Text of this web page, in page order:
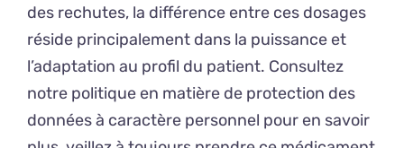
des rechutes, la différence entre ces dosages
réside principalement dans la puissance et
l’adaptation au profil du patient. Consultez
notre politique en matière de protection des
données à caractère personnel pour en savoir